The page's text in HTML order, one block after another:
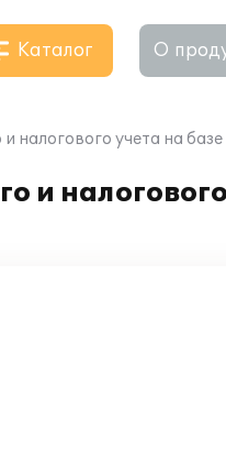
Каталог О
и налогового учета на
и